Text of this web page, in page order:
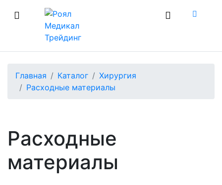
Главная Каталог
Хирургия
Расходные материалы
Расходные
материалы